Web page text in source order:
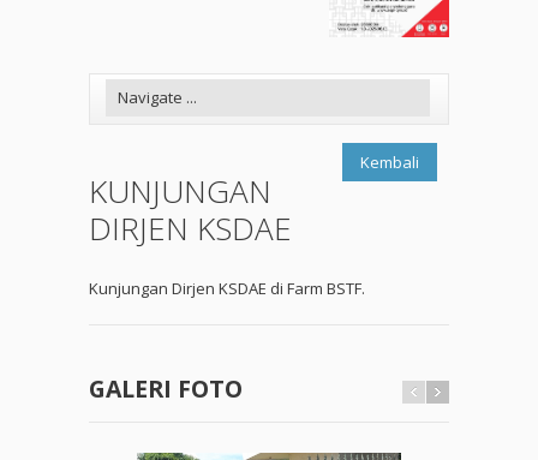
Kembali
KUNJUNGAN
DIRJEN KSDAE
Kunjungan Dirjen KSDAE di Farm BSTF.
GALERI FOTO